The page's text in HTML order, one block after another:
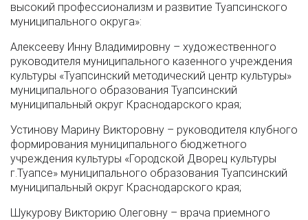
высокий профессионализм и развитие Туапсинского
муниципального округа»:
Алексееву Инну Владимировну – художественного
руководителя муниципального казенного учреждения
культуры «Туапсинский методический центр культуры»
муниципального образования Туапсинский
муниципальный округ Краснодарского края;
Устинову Марину Викторовну – руководителя клубного
формирования муниципального бюджетного
учреждения культуры «Городской Дворец культуры
г.Туапсе» муниципального образования Туапсинский
муниципальный округ Краснодарского края;
Шукурову Викторию Олеговну – врача приемного